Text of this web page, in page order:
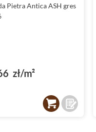
Pietra Antica ASH gres
zł/m²